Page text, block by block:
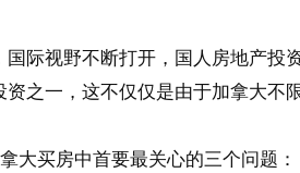
际视野不断打开，国人房地产投
之一，这不仅仅是由于加拿大不
大买房中首要最关心的三个问题：